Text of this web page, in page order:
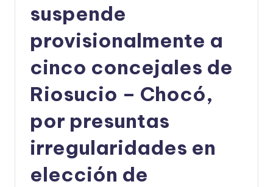
suspende
provisionalmente a
cinco concejales de
Riosucio – Chocó,
por presuntas
irregularidades en
elección de